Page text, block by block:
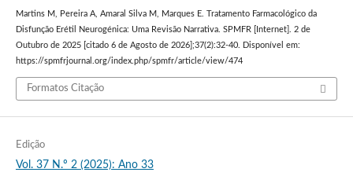
Martins M, Pereira A, Amaral Silva M, Marques E. Tratamento Farmacológico da
Disfunção Erétil Neurogénica: Uma Revisão Narrativa. SPMFR [Internet]. 2 de
Outubro de 2025 [citado 6 de Agosto de 2026];37(2):32-40. Disponível em:
https://spmfrjournal.org/index.php/spmfr/article/view/474
Formatos Citação
Edição
Vol. 37 N.º 2 (2025): Ano 33